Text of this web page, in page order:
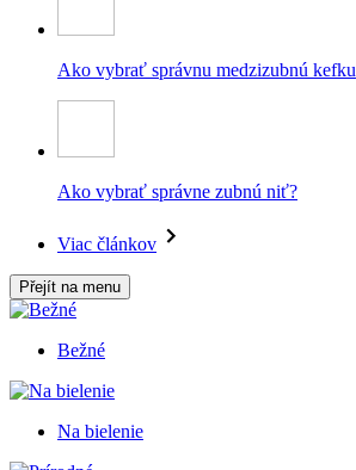
Ako vybrať správnu medzizubnú kefku
Ako vybrať správne zubnú niť?
Viac článkov
Přejít na menu
Bežné
Na bielenie